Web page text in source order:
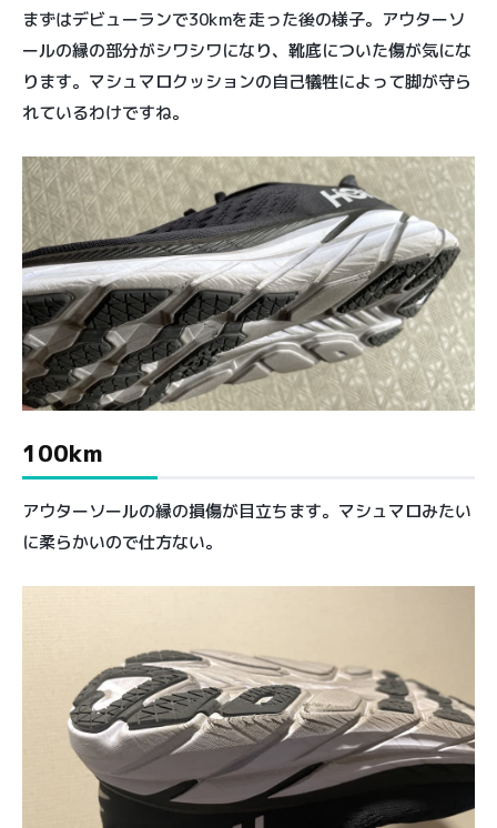
まずはデビューランで30kmを走った後の様子。アウターソ
ールの縁の部分がシワシワになり、靴底についた傷が気にな
ります。マシュマロクッションの自己犠牲によって脚が守ら
れているわけですね。
100km
アウターソールの縁の損傷が目立ちます。マシュマロみたい
に柔らかいので仕方ない。